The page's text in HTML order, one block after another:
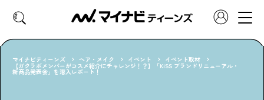
マイナビティーンズ ヘア・メイク イベント イベント取材
【ガクラボメンバーがコスメ紹介にチャレンジ！？】「KiSS ブランドリニューアル・
新商品発表会」を潜入レポート！